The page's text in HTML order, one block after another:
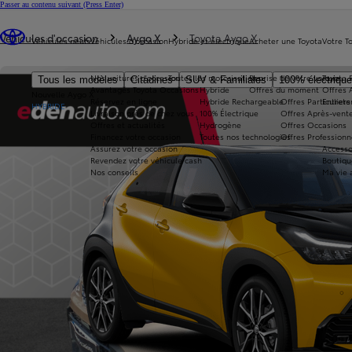
Passer au contenu suivant (Press Enter)
Véhicules neufs
Tous les modèles Citadines SUV & Familiales 100%
HYBRIDE
Véhicules d'occasion
Nos voitures d'occasion
Avantages Toyota Occasions
Réservez en ligne
Livraison près de chez vous
Assurez votre occasion
Revendez votre véhicule cash
Nos conseils
Hybride et électrique
Toutes les motorisations
Hybride
Hybride Rechargeable
100% Électrique
Hydrogène
Toutes nos technologies
Acheter une Toyota
Reprise de votre voiture
Offres du moment
Offres Particuliers
Offres Après-
Offres Occasions
Offres
Votre
Toyota
Offres
Ma vie
Véhicules d'occasion Aygo X Toyota Aygo X